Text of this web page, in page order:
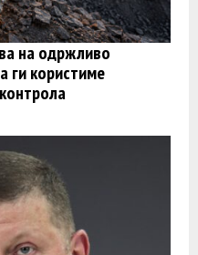
на одржливо
ги користиме